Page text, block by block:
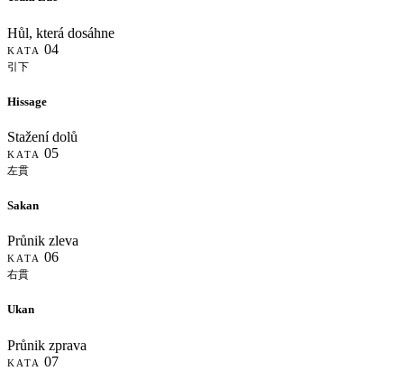
Hůl, která dosáhne
KATA 04
引下
Hissage
Stažení dolů
KATA 05
左貫
Sakan
Průnik zleva
KATA 06
右貫
Ukan
Průnik zprava
KATA 07